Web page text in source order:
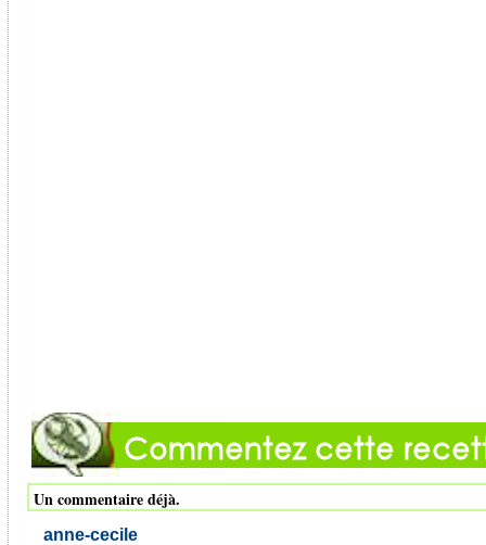
Un commentaire déjà.
anne-cecile